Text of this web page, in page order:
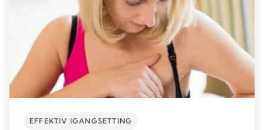
EFFEKTIV IGANGSETTING